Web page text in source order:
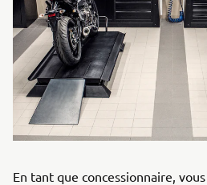
En tant que concessionnaire,